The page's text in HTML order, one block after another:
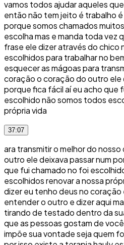
vamos todos ajudar aqueles
então não tem jeito é trabalho
porque somos chamados
escolha mas e manda toda vez
frase ele dizer através do chico
escolhidos para trabalhar no
esquecer as mágoas para
coração o coração do outro ele
porque fica fácil aí eu acho que
escolhido não somos todos
própria vida
37:07
ara transmitir o melhor do
outro ele deixava passar num
que fui chamado no foi
escolhidos renovar a nossa
dizer eu tenho deus no coração
entender o outro e dizer aqui
tirando de testado dentro da
que as pessoas gostam de
impõe sua vontade seja quem